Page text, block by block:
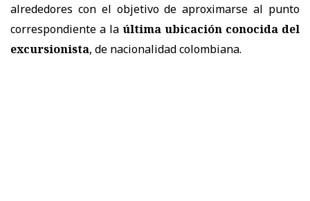
alrededores con el objetivo de aproximarse al punto
correspondiente a la última ubicación conocida del
excursionista, de nacionalidad colombiana.